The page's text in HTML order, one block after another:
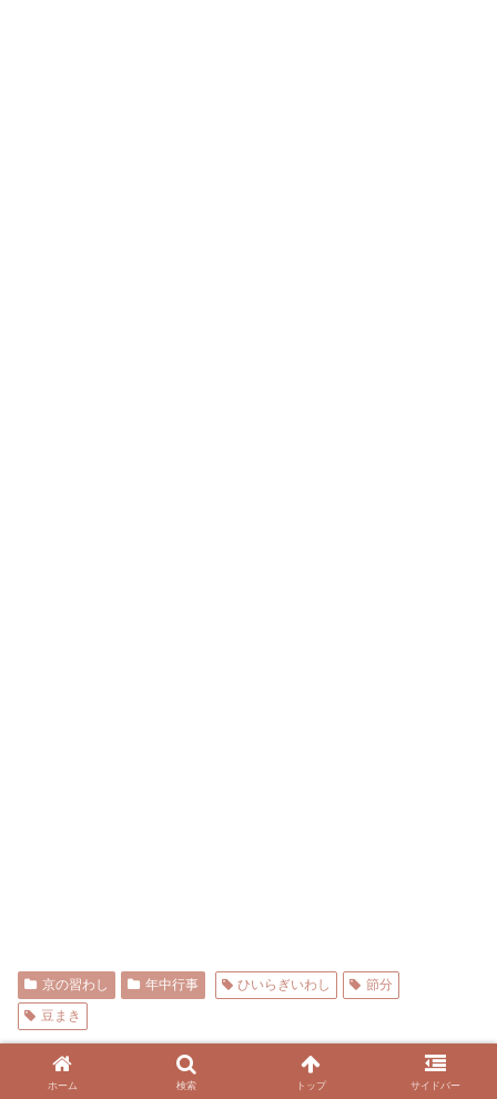
京の習わし 年中行事 ひいらぎいわし
節分
豆まき
スポンサーリンク
ホーム 検索 トップ サイドバー